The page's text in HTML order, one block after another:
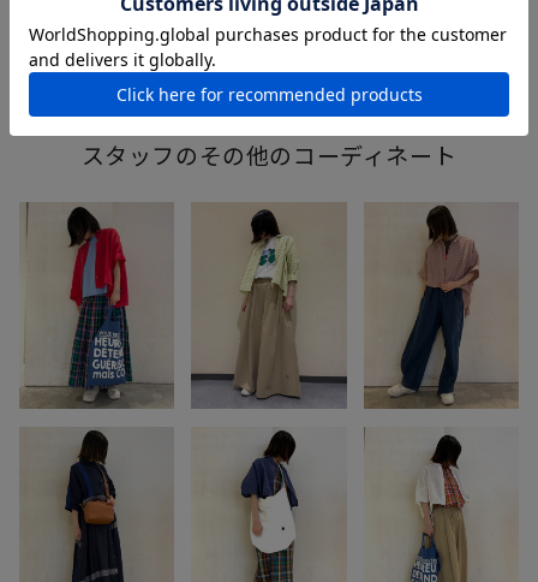
大人ナチュラル
夏 ブルー スカート
キュロット
リネン
nop de nod
スタッフのその他のコーディネート